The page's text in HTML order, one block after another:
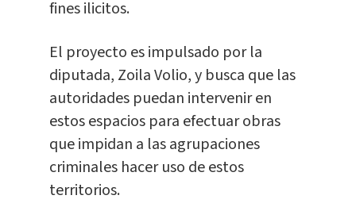
fines ilicitos.
El proyecto es impulsado por la
diputada, Zoila Volio, y busca que las
autoridades puedan intervenir en
estos espacios para efectuar obras
que impidan a las agrupaciones
criminales hacer uso de estos
territorios.